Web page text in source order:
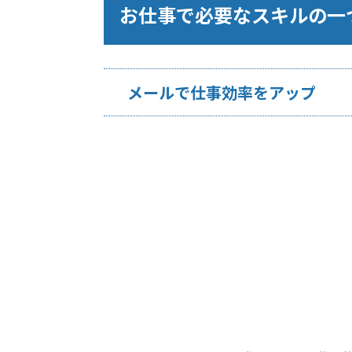
お仕事で必要なスキルの一
メールで仕事効率をアップ